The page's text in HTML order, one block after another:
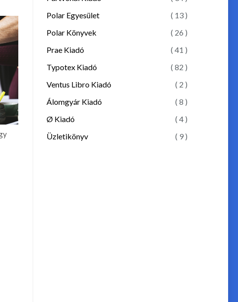
Polar Egyesület
( 13 )
Polar Könyvek
( 26 )
Prae Kiadó
( 41 )
Typotex Kiadó
( 82 )
Ventus Libro Kiadó
( 2 )
Álomgyár Kiadó
( 8 )
Ø Kiadó
( 4 )
Üzletikönyv
( 9 )